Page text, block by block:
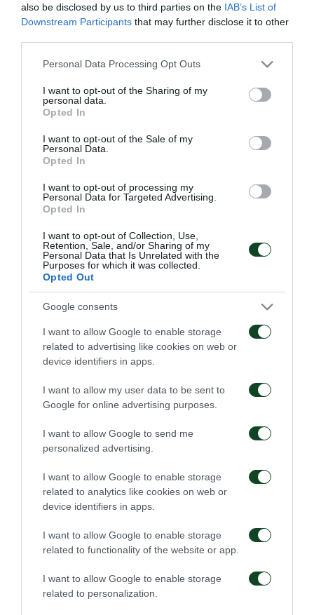
also be disclosed by us to third parties on the IAB’s List of
Downstream Participants that may further disclose it to other
Please note that this website/app uses one or more Google
not limited to your visit or usage behaviour. You may click to
grant or deny consent to Google and its third-party tags to
use your data for below specified purposes in below Google
consent section.
Personal Data Processing Opt Outs
I want to opt-out of the Sharing of my
personal data.
Opted In
I want to opt-out of the Sale of my
Personal Data.
Opted In
I want to opt-out of processing my
Personal Data for Targeted Advertising.
Opted In
I want to opt-out of Collection, Use,
Retention, Sale, and/or Sharing of my
Personal Data that Is Unrelated with the
Purposes for which it was collected.
Opted Out
Google consents
I want to allow Google to enable storage
related to advertising like cookies on web or
device identifiers in apps.
I want to allow my user data to be sent to
Google for online advertising purposes.
I want to allow Google to send me
personalized advertising.
I want to allow Google to enable storage
related to analytics like cookies on web or
device identifiers in apps.
I want to allow Google to enable storage
related to functionality of the website or app.
I want to allow Google to enable storage
related to personalization.
Γρηγόρης Ζεϊμπέκης, Χρήστος Καλλέργης, Γιώργος
Νίκος Παναγάκος, Γιώργος Παπανικολόπουλος,
Θανάσης Προδρομίτης, Τάσος Συμεωνίδης, Νίκος
Τσεβάς, Κώστας Τσιαβός, Φώτης Χαχούλης,
Δημήτρης Ψύλλας.
Να σημειωθεί πως τροποποιήθηκε η ημερομηνία της
πρώτης προπόνησης των ομάδων Κ15 και Κ16 και
πρόκειται να πραγματοποιηθεί στις 3 Αυγούστου.
Όσο για την αιμοληψία και τα τεστ αυτών των
ηλικιακών κατηγοριών, προγραμματίστηκαν για τις
31 Ιουλίου.
Ξεκίνησε η
προετοιμασία της Κ15
02/08/2026
Δανεικός ο Σώκος
24/07/2026